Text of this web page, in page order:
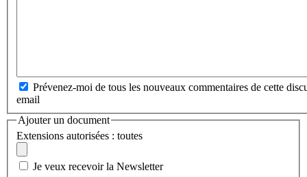
Prévenez-moi de tous les nouveaux commentaires de cette
email
Ajouter un document
Extensions autorisées : toutes
Je veux recevoir la Newsletter